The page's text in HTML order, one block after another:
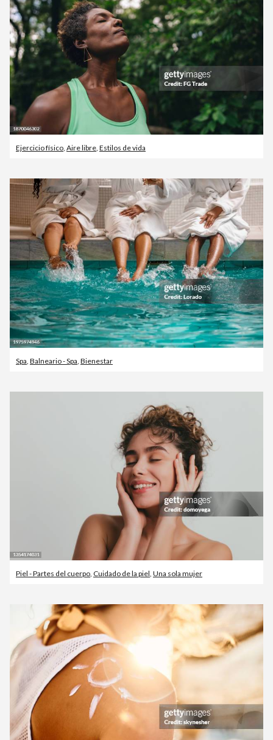
Ejercicio físico, Aire libre, Estilos de vida
Spa Balneario - Spa Bienestar
Piel - Partes del cuerpo Cuidado de la piel Una sola mujer